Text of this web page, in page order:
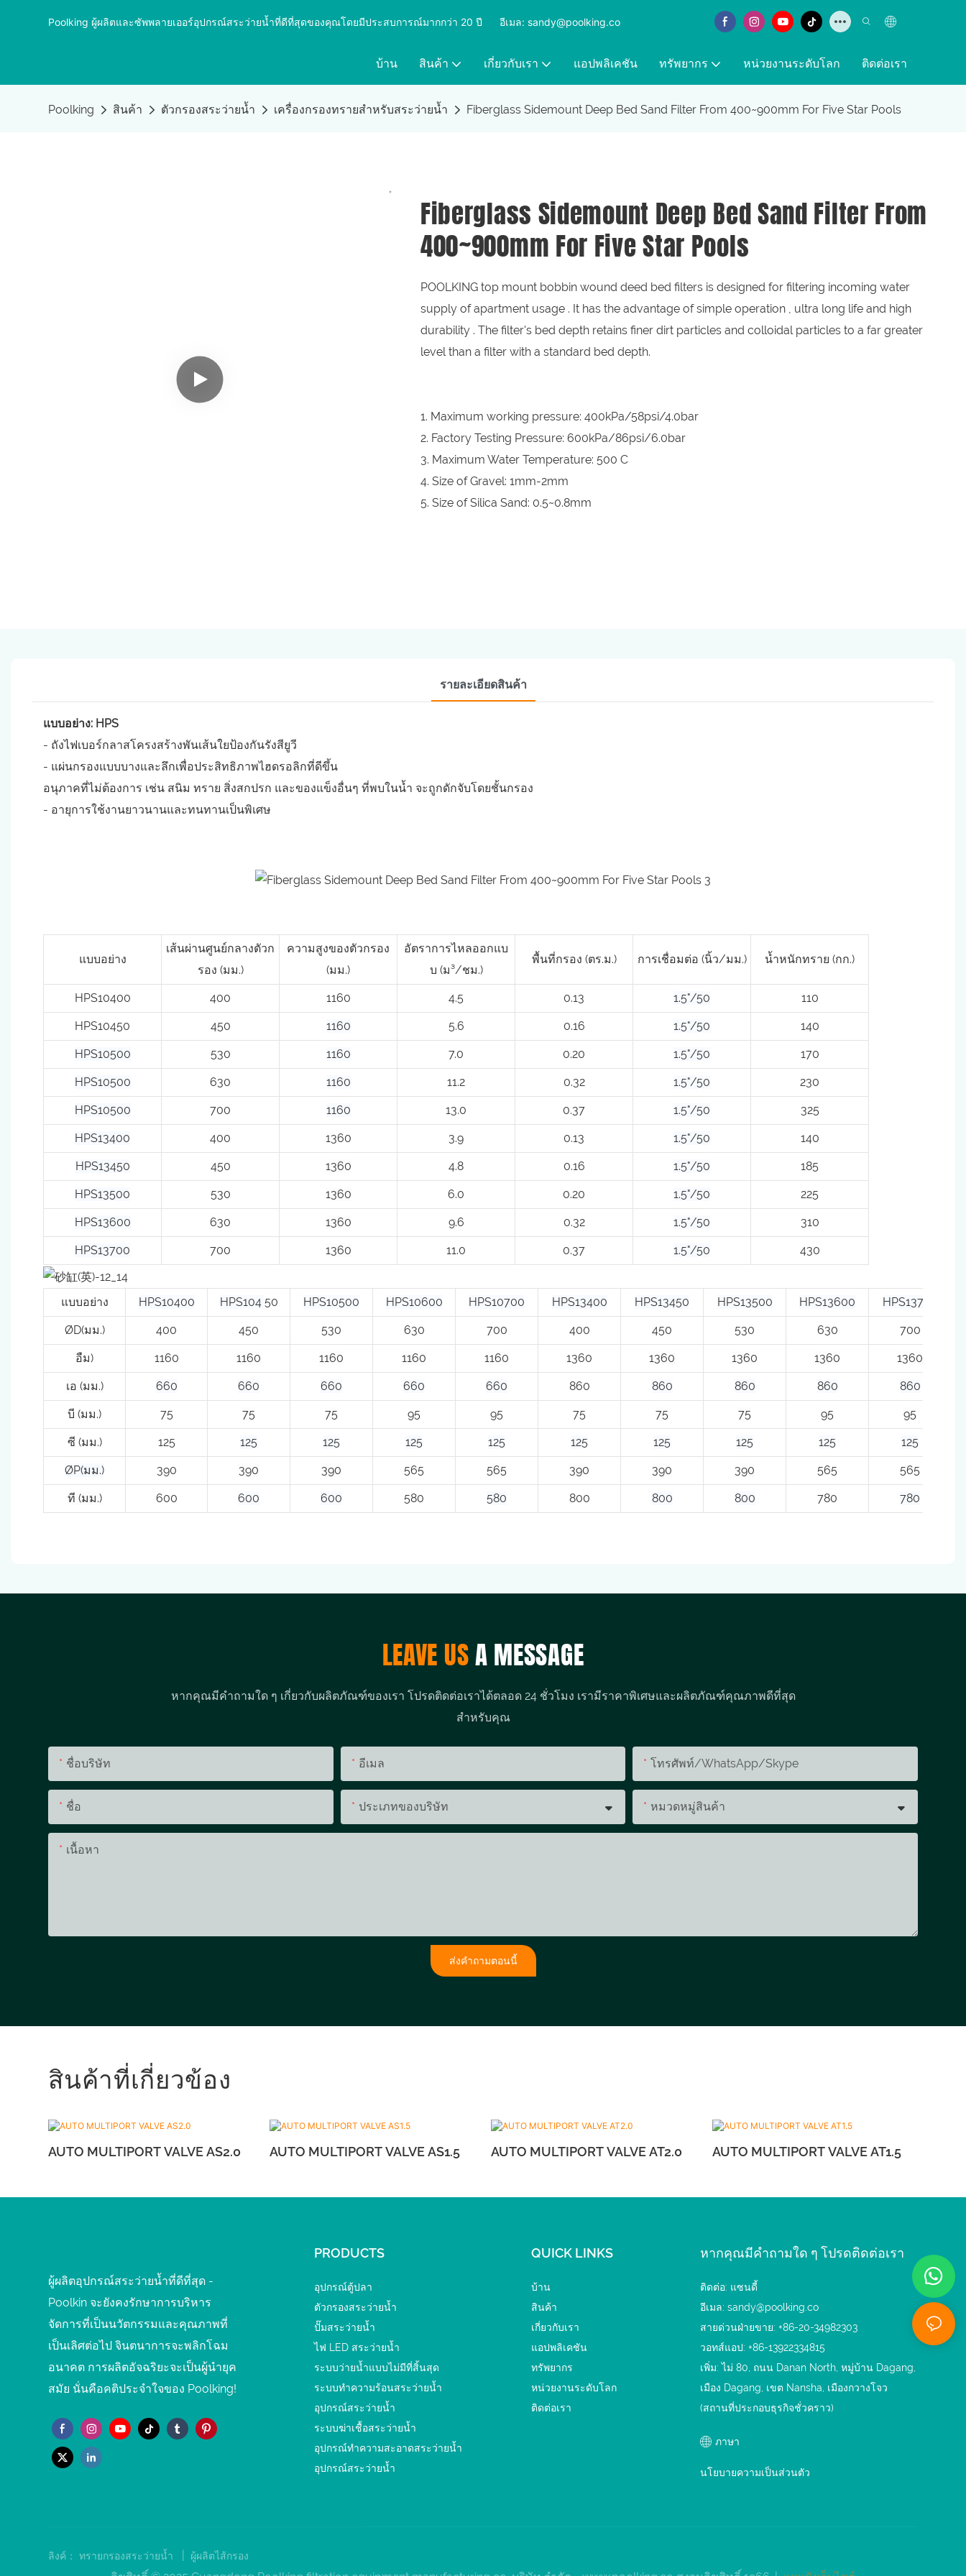
Poolking ผู้ผลิตและซัพพลายเออร์อุปกรณ์สระว่ายน้ำที่ดีที่สุดของคุณโดยมีประสบการณ์มากกว่า 20 ปี อีเมล: sandy@poolking.co
บ้าน สินค้า เกี่ยวกับเรา แอปพลิเคชัน ทรัพยากร หน่วยงานระดับโลก ติดต่อเรา
Poolking สินค้า ตัวกรองสระว่ายน้ำ เครื่องกรองทรายสำหรับสระว่ายน้ำ Fiberglass Sidemount Deep Bed Sand Filter From 400~900mm For Five Star Pools
Fiberglass Sidemount Deep Bed Sand Filter From
400~900mm For Five Star Pools
POOLKING top mount bobbin wound deed bed filters is designed for filtering incoming water
supply of apartment usage . It has the advantage of simple operation , ultra long life and high
durability . The filter's bed depth retains finer dirt particles and colloidal particles to a far greater
level than a filter with a standard bed depth.
1. Maximum working pressure: 400kPa/58psi/4.0bar
2. Factory Testing Pressure: 600kPa/86psi/6.0bar
3. Maximum Water Temperature: 500 C
4. Size of Gravel: 1mm-2mm
5. Size of Silica Sand: 0.5~0.8mm
รายละเอียดสินค้า
แบบอย่าง: HPS
- ถังไฟเบอร์กลาสโครงสร้างพันเส้นใยป้องกันรังสียูวี
- แผ่นกรองแบบบางและลึกเพื่อประสิทธิภาพไฮดรอลิกที่ดีขึ้น
อนุภาคที่ไม่ต้องการ เช่น สนิม ทราย สิ่งสกปรก และของแข็งอื่นๆ ที่พบในน้ำ จะถูกดักจับโดยชั้นกรอง
- อายุการใช้งานยาวนานและทนทานเป็นพิเศษ
แบบอย่าง
เส้นผ่านศูนย์กลางตัวก
รอง (มม.)
ความสูงของตัวกรอง
(มม.)
อัตราการไหลออกแบ
บ (ม³/ชม.)
พื้นที่กรอง (ตร.ม.) การเชื่อมต่อ (นิ้ว/มม.) น้ำหนักทราย (กก.)
HPS10400 400 1160 4.5 0.13 1.5"/50 110
HPS10450 450 1160 5.6 0.16 1.5"/50 140
HPS10500 530 1160 7.0 0.20 1.5"/50 170
HPS10500 630 1160 11.2 0.32 1.5"/50 230
HPS10500 700 1160 13.0 0.37 1.5"/50 325
HPS13400 400 1360 3.9 0.13 1.5"/50 140
HPS13450 450 1360 4.8 0.16 1.5"/50 185
HPS13500 530 1360 6.0 0.20 1.5"/50 225
HPS13600 630 1360 9.6 0.32 1.5"/50 310
HPS13700 700 1360 11.0 0.37 1.5"/50 430
แบบอย่าง HPS10400 HPS104 50 HPS10500 HPS10600 HPS10700 HPS13400 HPS13450 HPS13500 HPS13600 HPS13700
ØD(มม.) 400 450 530 630 700 400 450 530 630 700
อืม) 1160 1160 1160 1160 1160 1360 1360 1360 1360 1360
เอ (มม.) 660 660 660 660 660 860 860 860 860 860
บี (มม.) 75 75 75 95 95 75 75 75 95 95
ซี (มม.) 125 125 125 125 125 125 125 125 125 125
ØP(มม.) 390 390 390 565 565 390 390 390 565 565
ที (มม.) 600 600 600 580 580 800 800 800 780 780
LEAVE USA MESSAGE
หากคุณมีคำถามใด ๆ เกี่ยวกับผลิตภัณฑ์ของเรา โปรดติดต่อเราได้ตลอด 24 ชั่วโมง เรามีราคาพิเศษและผลิตภัณฑ์คุณภาพดีที่สุด
สำหรับคุณ
ชื่อบริษัท อีเมล โทรศัพท์/WhatsApp/Skype
ชื่อ ประเภทของบริษัท หมวดหมู่สินค้า
เนื้อหา
ส่งคำถามตอนนี้
สินค้าที่เกี่ยวข้อง
AUTO MULTIPORT VALVE AS2.0 AUTO MULTIPORT VALVE AS1.5 AUTO MULTIPORT VALVE AT2.0 AUTO MULTIPORT VALVE AT1.5
ผู้ผลิตอุปกรณ์สระว่ายน้ำที่ดีที่สุด -
Poolkin จะยังคงรักษาการบริหาร
จัดการที่เป็นนวัตกรรมและคุณภาพที่
เป็นเลิศต่อไป จินตนาการจะพลิกโฉม
อนาคต การผลิตอัจฉริยะจะเป็นผู้นำยุค
สมัย นั่นคือคติประจำใจของ Poolking!
PRODUCTS
อุปกรณ์ตู้ปลา
ตัวกรองสระว่ายน้ำ
ปั๊มสระว่ายน้ำ
ไฟ LED สระว่ายน้ำ
ระบบว่ายน้ำแบบไม่มีที่สิ้นสุด
ระบบทำความร้อนสระว่ายน้ำ
อุปกรณ์สระว่ายน้ำ
ระบบฆ่าเชื้อสระว่ายน้ำ
อุปกรณ์ทำความสะอาดสระว่ายน้ำ
อุปกรณ์สระว่ายน้ำ
QUICK LINKS
บ้าน
สินค้า
เกี่ยวกับเรา
แอปพลิเคชัน
ทรัพยากร
หน่วยงานระดับโลก
ติดต่อเรา
หากคุณมีคำถามใด ๆ โปรดติดต่อเรา
ติดต่อ: แซนดี้
อีเมล:sandy@poolking.co
สายด่วนฝ่ายขาย: +86-20-34982303
วอทส์แอป: +86-13922334815
เพิ่ม: ไม่ 80, ถนน Danan North, หมู่บ้าน Dagang,
เมือง Dagang, เขต Nansha, เมืองกวางโจว
(สถานที่ประกอบธุรกิจชั่วคราว)
ภาษา
นโยบายความเป็นส่วนตัว
ลิงค์：ทรายกรองสระว่ายน้ำ ผู้ผลิตไส้กรอง